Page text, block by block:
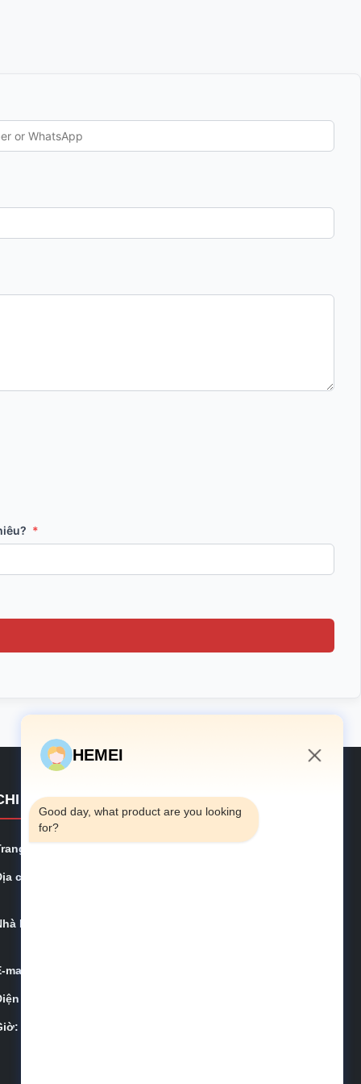
*
TIẾT LIÊN HỆ
mạng:
chỉ:
Máy:
mail:
thoại:
HEMEI
Good day, what product are you looking
for?